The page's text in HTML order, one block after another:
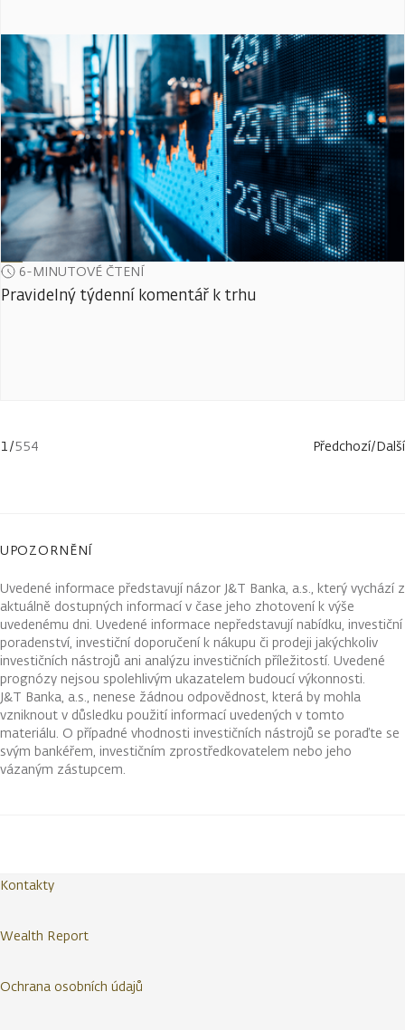
6-MINUTOVÉ ČTENÍ
Pravidelný týdenní komentář k trhu
1/554 Předchozí/Další
UPOZORNĚNÍ
Uvedené informace představují názor J&T Banka, a.s., který vychází z
aktuálně dostupných informací v čase jeho zhotovení k výše
uvedenému dni. Uvedené informace nepředstavují nabídku, investiční
poradenství, investiční doporučení k nákupu či prodeji jakýchkoliv
investičních nástrojů ani analýzu investičních příležitostí. Uvedené
prognózy nejsou spolehlivým ukazatelem budoucí výkonnosti.
J&T Banka, a.s., nenese žádnou odpovědnost, která by mohla
vzniknout v důsledku použití informací uvedených v tomto
materiálu. O případné vhodnosti investičních nástrojů se poraďte se
svým bankéřem, investičním zprostředkovatelem nebo jeho
vázaným zástupcem.
Kontakty
Wealth Report
Ochrana osobních údajů